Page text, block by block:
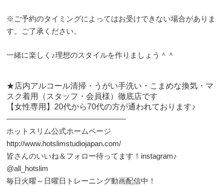
※ご予約のタイミングによってはお受けできない場合がありま
す。ご了承ください。
一緒に楽しく♪理想のスタイルを作りましょう＾＾
★店内アルコール清掃・うがい手洗い・こまめな換気・マ
スク着用（スタッフ・会員様）徹底店です
【女性専用】20代から70代の方が通われております♪
————————————————
ホットスリム公式ホームページ
http://www.hotslimstudiojapan.com/
皆さんのいいね＆フォロー待ってます！instagram♪
@all_hotslim
毎日火曜～日曜日トレーニング動画配信中！